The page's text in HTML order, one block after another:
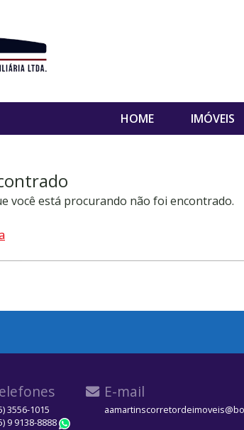
HOME IMÓVEIS
você está procurando não foi encontrado.
3556-1015
9 9138-8888
E-mail